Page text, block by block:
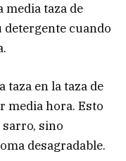
media taza de
cuando
taza en la taza de
media hora. Esto
sino
desagradable.